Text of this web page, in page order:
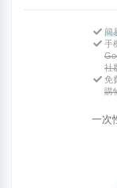
簡
手
社
免
購
一次